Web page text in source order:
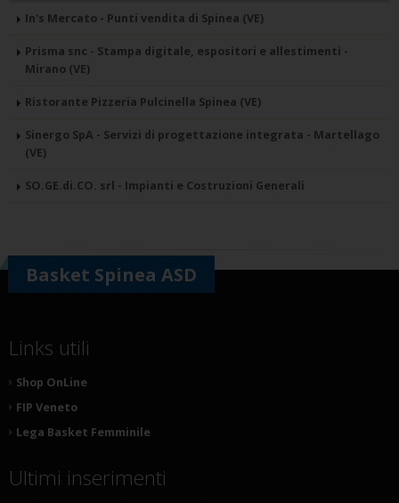
In's Mercato - Punti vendita di Spinea (VE)
Prisma snc - Stampa digitale, espositori e allestimenti -
Mirano (VE)
Ristorante Pizzeria Pulcinella Spinea (VE)
Sinergo SpA - Servizi di progettazione integrata - Martellago
(VE)
SO.GE.di.CO. srl - Impianti e Costruzioni Generali
Basket Spinea ASD
Links utili
Shop OnLine
FIP Veneto
Lega Basket Femminile
Ultimi inserimenti